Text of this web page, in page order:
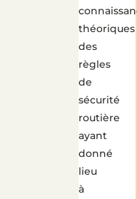
théoriques
des
règles
de
sécurité
routière
ayant
donné
lieu
à